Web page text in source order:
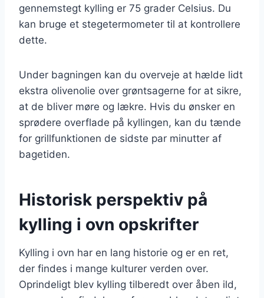
gennemstegt kylling er 75 grader Celsius. Du
kan bruge et stegetermometer til at kontrollere
dette.
Under bagningen kan du overveje at hælde lidt
ekstra olivenolie over grøntsagerne for at sikre,
at de bliver møre og lækre. Hvis du ønsker en
sprødere overflade på kyllingen, kan du tænde
for grillfunktionen de sidste par minutter af
bagetiden.
Historisk perspektiv på
kylling i ovn opskrifter
Kylling i ovn har en lang historie og er en ret,
der findes i mange kulturer verden over.
Oprindeligt blev kylling tilberedt over åben ild,